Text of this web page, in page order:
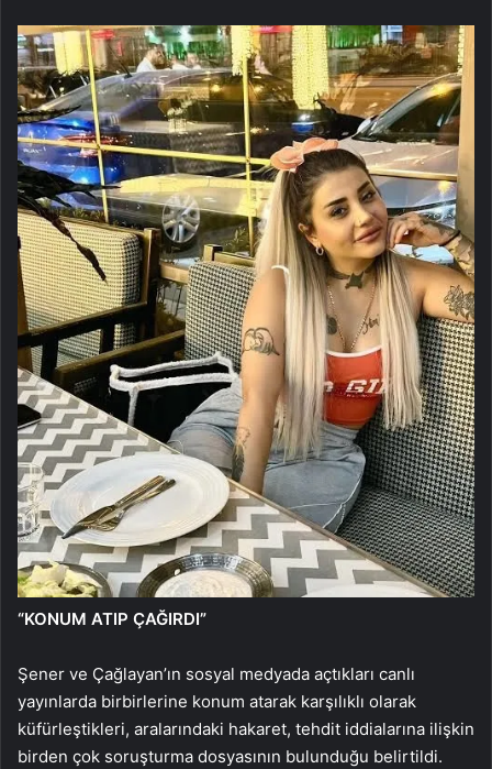
“KONUM ATIP ÇAĞIRDI”
Şener ve Çağlayan’ın sosyal medyada açtıkları canlı
yayınlarda birbirlerine konum atarak karşılıklı olarak
küfürleştikleri, aralarındaki hakaret, tehdit iddialarına ilişkin
birden çok soruşturma dosyasının bulunduğu belirtildi.